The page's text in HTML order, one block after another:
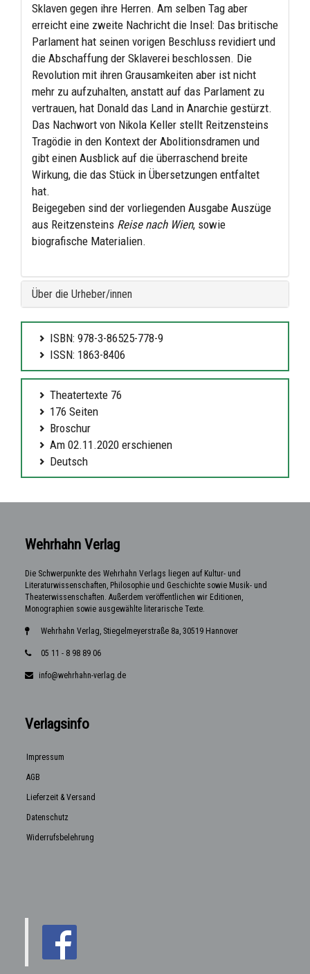
Sklaven gegen ihre Herren. Am selben Tag aber
erreicht eine zweite Nachricht die Insel: Das britische
Parlament hat seinen vorigen Beschluss revidiert und
die Abschaffung der Sklaverei beschlossen. Die
Revolution mit ihren Grausamkeiten aber ist nicht
mehr zu aufzuhalten, anstatt auf das Parlament zu
vertrauen, hat Donald das Land in Anarchie gestürzt.
Das Nachwort von Nikola Keller stellt Reitzensteins
Tragödie in den Kontext der Abolitionsdramen und
gibt einen Ausblick auf die überraschend breite
Wirkung, die das Stück in Übersetzungen entfaltet
hat.
Beigegeben sind der vorliegenden Ausgabe Auszüge
aus Reitzensteins Reise nach Wien, sowie
biografische Materialien.
Über die Urheber/innen
ISBN: 978-3-86525-778-9
ISSN: 1863-8406
Theatertexte 76
176 Seiten
Broschur
Am 02.11.2020 erschienen
Deutsch
Wehrhahn Verlag
Die Schwerpunkte des Wehrhahn Verlags liegen auf Kultur- und
Literaturwissenschaften, Philosophie und Geschichte sowie Musik- und
Theaterwissenschaften. Außerdem veröffentlichen wir Editionen,
Monographien sowie ausgewählte literarische Texte.
Wehrhahn Verlag, Stiegelmeyerstraße 8a, 30519 Hannover
05 11 - 8 98 89 06
info@wehrhahn-verlag.de
Verlagsinfo
Impressum
AGB
Lieferzeit & Versand
Datenschutz
Widerrufsbelehrung